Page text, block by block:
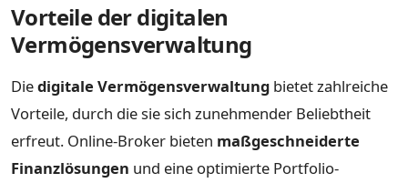
Vorteile der digitalen
Vermögensverwaltung
Diedigitale Vermögensverwaltung bietet zahlreiche
Vorteile, durch die sie sich zunehmender Beliebtheit
erfreut. Online-Broker bieten maßgeschneiderte
Finanzlösungen und eine optimierte Portfolio-